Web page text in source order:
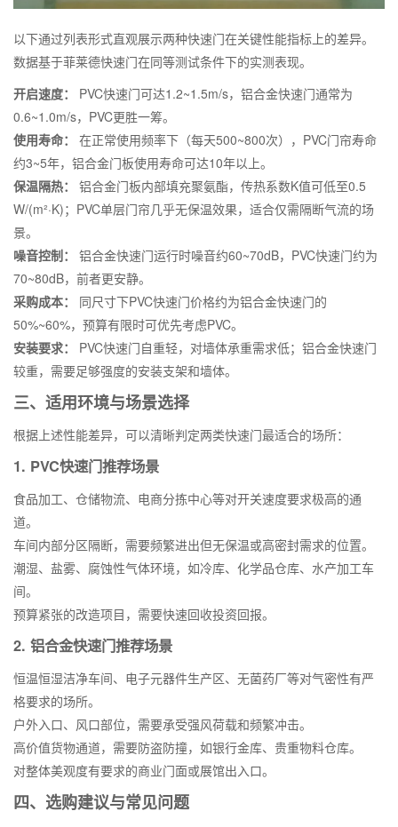
以下通过列表形式直观展示两种快速门在关键性能指标上的差异。
数据基于菲莱德快速门在同等测试条件下的实测表现。
开启速度：
PVC快速门可达1.2~1.5m/s，铝合金快速门通常为
0.6~1.0m/s，PVC更胜一筹。
使用寿命：
在正常使用频率下（每天500~800次），PVC门帘寿命
约3~5年，铝合金门板使用寿命可达10年以上。
保温隔热：
铝合金门板内部填充聚氨酯，传热系数K值可低至0.5
W/(m²·K)；PVC单层门帘几乎无保温效果，适合仅需隔断气流的场
景。
噪音控制：
铝合金快速门运行时噪音约60~70dB，PVC快速门约为
70~80dB，前者更安静。
采购成本：
同尺寸下PVC快速门价格约为铝合金快速门的
50%~60%，预算有限时可优先考虑PVC。
安装要求：
PVC快速门自重轻，对墙体承重需求低；铝合金快速门
较重，需要足够强度的安装支架和墙体。
三、适用环境与场景选择
根据上述性能差异，可以清晰判定两类快速门最适合的场所：
1. PVC快速门推荐场景
食品加工、仓储物流、电商分拣中心等对开关速度要求极高的通
道。
车间内部分区隔断，需要频繁进出但无保温或高密封需求的位置。
潮湿、盐雾、腐蚀性气体环境，如冷库、化学品仓库、水产加工车
间。
预算紧张的改造项目，需要快速回收投资回报。
2. 铝合金快速门推荐场景
恒温恒湿洁净车间、电子元器件生产区、无菌药厂等对气密性有严
格要求的场所。
户外入口、风口部位，需要承受强风荷载和频繁冲击。
高价值货物通道，需要防盗防撞，如银行金库、贵重物料仓库。
对整体美观度有要求的商业门面或展馆出入口。
四、选购建议与常见问题